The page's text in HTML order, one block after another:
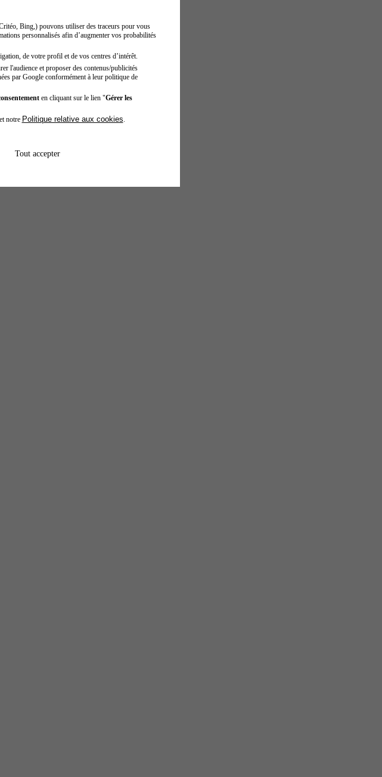
Bing,) pouvons utiliser des traceurs pour vous
personnalisés afin d’augmenter vos probabilités
de votre profil et de vos centres d’intérêt.
l'audience et proposer des contenus/publicités
par Google conformément à leur politique de
en cliquant sur le lien "Gérer les
notre Politique relative aux cookies
Tout accepter